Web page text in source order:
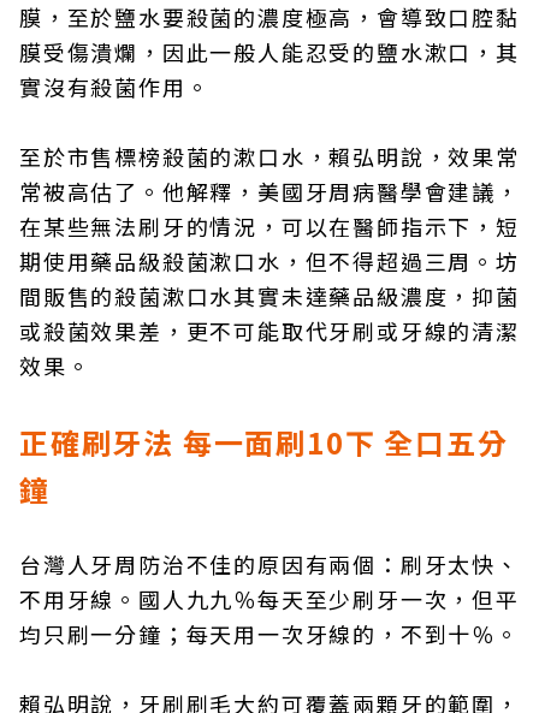
膜，至於鹽水要殺菌的濃度極高，會導致口腔黏
膜受傷潰爛，因此一般人能忍受的鹽水漱口，其
實沒有殺菌作用。
至於市售標榜殺菌的漱口水，賴弘明說，效果常
常被高估了。他解釋，美國牙周病醫學會建議，
在某些無法刷牙的情況，可以在醫師指示下，短
期使用藥品級殺菌漱口水，但不得超過三周。坊
間販售的殺菌漱口水其實未達藥品級濃度，抑菌
或殺菌效果差，更不可能取代牙刷或牙線的清潔
效果。
正確刷牙法 每一面刷10下 全口五分
鐘
台灣人牙周防治不佳的原因有兩個：刷牙太快、
不用牙線。國人九九％每天至少刷牙一次，但平
均只刷一分鐘；每天用一次牙線的，不到十％。
賴弘明說，牙刷刷毛大約可覆蓋兩顆牙的範圍，